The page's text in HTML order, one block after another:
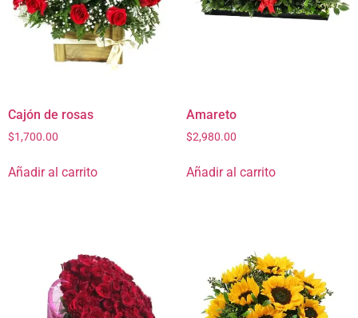
Cajón de rosas
$1,700.00
Añadir al carrito
Amareto
$2,980.00
Añadir al carrito